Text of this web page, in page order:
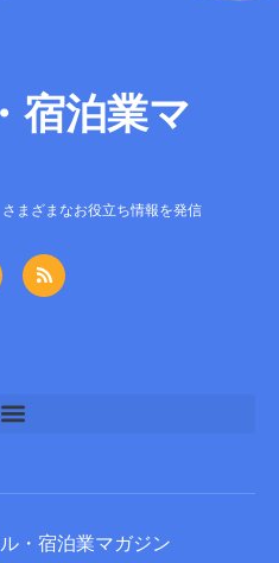
宿泊業マ
まざまなお役立ち情報を発信
・宿泊業マガジン